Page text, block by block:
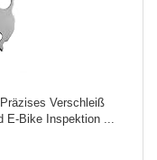
Verschleiß
E-Bike Inspektion ...